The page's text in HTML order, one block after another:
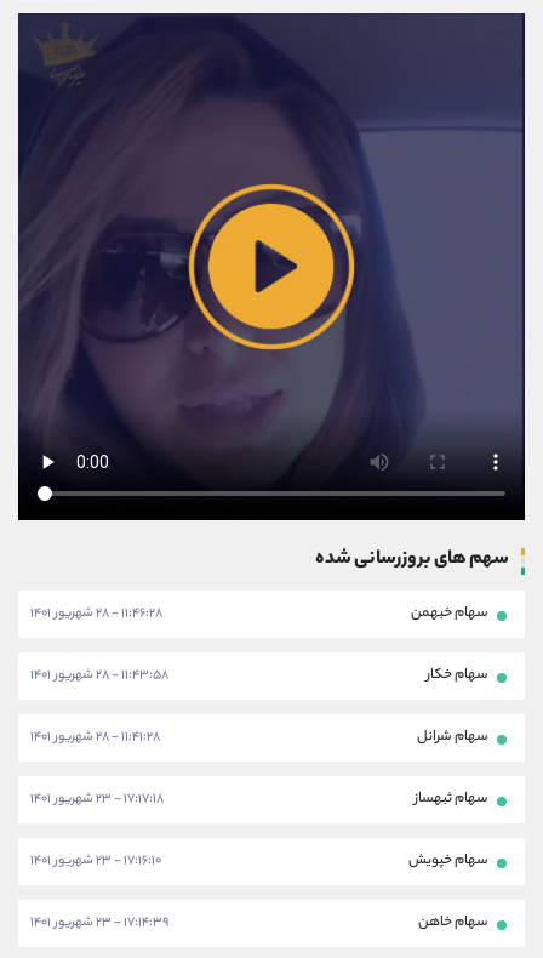
سهم های بروزرسانی شده
سهام خبهمن ۱۱:۴۶:۲۸ - ۲۸ شهریور ۱۴۰۱
سهام خکار ۱۱:۴۳:۵۸ - ۲۸ شهریور ۱۴۰۱
سهام شرانل ۱۱:۴۱:۲۸ - ۲۸ شهریور ۱۴۰۱
سهام ثبهساز ۱۷:۱۷:۱۸ - ۲۳ شهریور ۱۴۰۱
سهام خپویش ۱۷:۱۶:۱۰ - ۲۳ شهریور ۱۴۰۱
سهام خاهن ۱۷:۱۴:۳۹ - ۲۳ شهریور ۱۴۰۱